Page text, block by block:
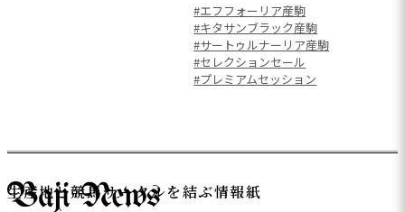
#エフフォーリア産駒
#キタサンブラック産駒
#サートゥルナーリア産駒
#セレクションセール
#プレミアムセッション
生産地と競馬サークルを結ぶ情報紙